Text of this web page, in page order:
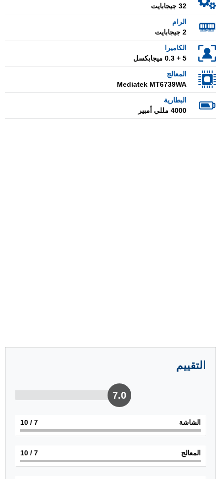
32 جيجابايت
الرام
2 جيجابايت
الكاميرا
5 + 0.3 ميجابكسل
المعالج
Mediatek MT6739WA
البطارية
4000 مللي أمبير
التقييم
7.0
الشاشة 7
/ 10
المعالج 7
/ 10